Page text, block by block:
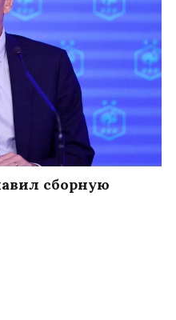
сборную